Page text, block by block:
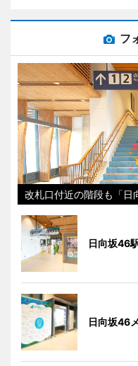
フ
改札口付近の階段も「
日向坂46
日向坂46